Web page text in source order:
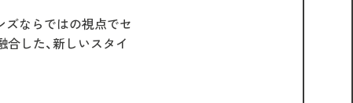
ズならではの視点でセ
した、新しいスタイ